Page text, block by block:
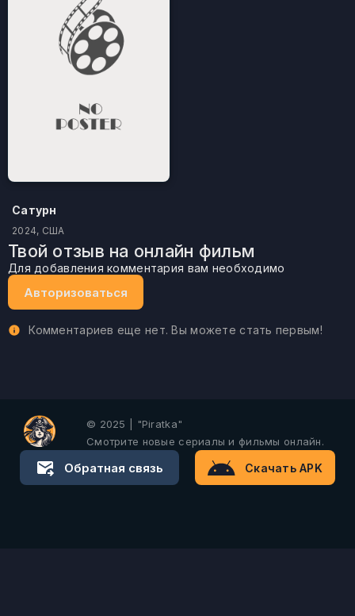
Сатурн
2024, США
Твой отзыв на онлайн фильм
Для добавления комментария вам необходимо
Авторизоваться
Комментариев еще нет. Вы можете стать первым!
© 2025 | "Piratka"
Смотрите новые сериалы и фильмы онлайн.
Обратная связь Скачать APK